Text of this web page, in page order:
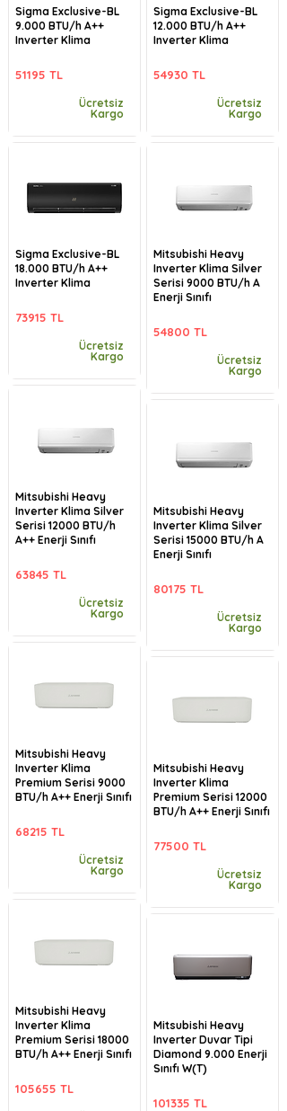
Sigma Exclusive-BL
9.000 BTU/h A++
Inverter Klima
51195 TL
Ücretsiz
Kargo
Sigma Exclusive-BL
18.000 BTU/h A++
Inverter Klima
73915 TL
Ücretsiz
Kargo
Mitsubishi Heavy
Inverter Klima Silver
Serisi 12000 BTU/h
A++ Enerji Sınıfı
63845 TL
Ücretsiz
Kargo
Mitsubishi Heavy
Inverter Klima
Premium Serisi 9000
BTU/h A++ Enerji Sınıfı
68215 TL
Ücretsiz
Kargo
Mitsubishi Heavy
Inverter Klima
Premium Serisi 18000
BTU/h A++ Enerji Sınıfı
105655 TL
Sigma Exclusive-BL
12.000 BTU/h A++
Inverter Klima
54930 TL
Ücretsiz
Kargo
Mitsubishi Heavy
Inverter Klima Silver
Serisi 9000 BTU/h A
Enerji Sınıfı
54800 TL
Ücretsiz
Kargo
Mitsubishi Heavy
Inverter Klima Silver
Serisi 15000 BTU/h A
Enerji Sınıfı
80175 TL
Ücretsiz
Kargo
Mitsubishi Heavy
Inverter Klima
Premium Serisi 12000
BTU/h A++ Enerji Sınıfı
77500 TL
Ücretsiz
Kargo
Mitsubishi Heavy
Inverter Duvar Tipi
Diamond 9.000 Enerji
Sınıfı W(T)
101335 TL